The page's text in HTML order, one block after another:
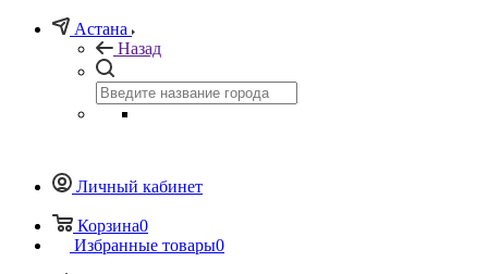
Астана
Назад
Личный кабинет
Корзина0
Избранные товары0